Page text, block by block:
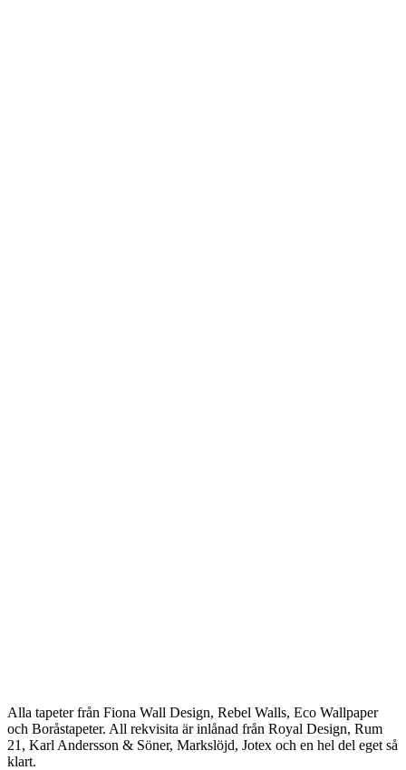
Alla tapeter från Fiona Wall Design, Rebel Walls, Eco Wallpaper
och Boråstapeter. All rekvisita är inlånad från Royal Design, Rum
21, Karl Andersson & Söner, Markslöjd, Jotex och en hel del eget så
klart.